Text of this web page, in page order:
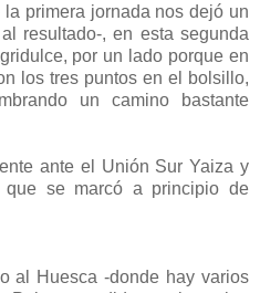
primera jornada nos dejó un
resultado-, en esta segunda
por un lado porque en
los tres puntos en el bolsillo,
un camino bastante
ante el Unión Sur Yaiza y
se marcó a principio de
al Huesca -donde hay varios